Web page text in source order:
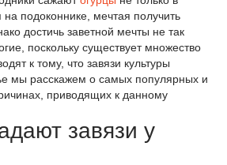
подоконнике, мечтая получить
достичь заветной мечты не так
поскольку существует множество
к тому, что завязи культуры
мы расскажем о самых популярных и
приводящих к данному
завязи у